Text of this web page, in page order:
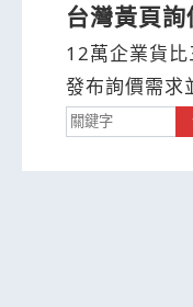
台灣黃頁
12萬企業貨比
發布詢價需求